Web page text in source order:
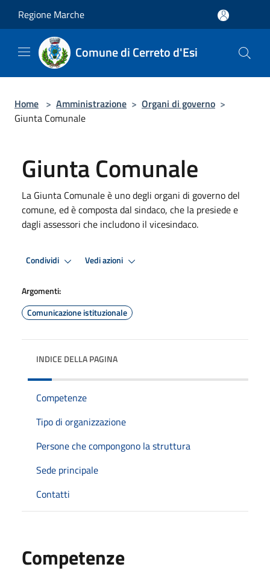
Regione Marche
Comune di Cerreto d'Esi
Home > Amministrazione > Organi di governo >
Giunta Comunale
Giunta Comunale
La Giunta Comunale è uno degli organi di governo del
comune, ed è composta dal sindaco, che la presiede e
dagli assessori che includono il vicesindaco.
Condividi Vedi azioni
Argomenti:
Comunicazione istituzionale
INDICE DELLA PAGINA
Competenze
Tipo di organizzazione
Persone che compongono la struttura
Sede principale
Contatti
Competenze